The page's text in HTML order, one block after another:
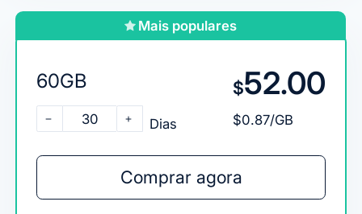
Mais populares
60GB
30 Dias
$52.00
$0.87/GB
Comprar agora